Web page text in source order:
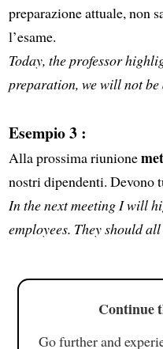
preparazione attuale, non
l’esame.
Today, the professor
preparation, we will not be
Esempio 3 :
Alla prossima riunione
nostri dipendenti. Devono
In the next meeting I will
employees. They should
Continue
Go further and